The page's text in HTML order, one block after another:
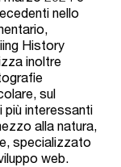
nello
History
inoltre
sul
più interessanti
alla natura,
specializzato
web.